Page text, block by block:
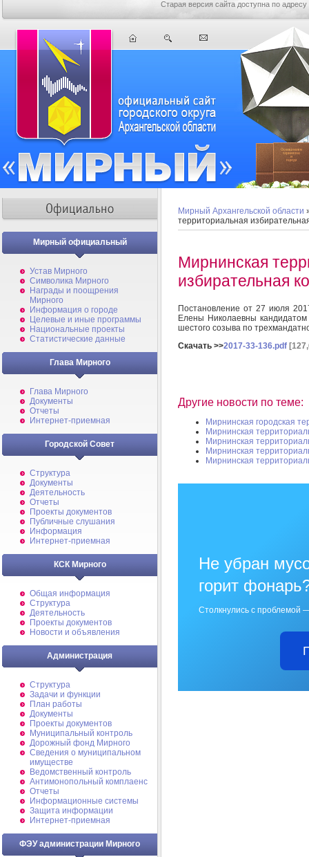
Старая версия сайта доступна по адресу
Мирный официальный
Устав Мирного
Символика Мирного
Награды и поощрения
Мирного
Информация о городе
Целевые и иные программы
Национальные проекты
Статистические данные
Глава Мирного
Глава Мирного
Документы
Отчеты
Интернет-приемная
Городской Совет
Структура
Документы
Деятельность
Отчеты
Проекты документов
Публичные слушания
Информация
Интернет-приемная
КСК Мирного
Общая информация
Структура
Деятельность
Проекты документов
Новости и объявления
Администрация
Структура
Задачи и функции
План работы
Документы
Проекты документов
Муниципальный контроль
Дорожный фонд Мирного
Cведения о муниципальном
имуществе
Ведомственный контроль
Антимонопольный комплаенс
Отчеты
Информационные системы
Защита информации
Интернет-приемная
ФЭУ администрации Мирного
Мирный Архангельской области
территориальная
Мирнинская
избирательная
Постановление от 27 июля
Елены Николаевны кандидатом
шестого созыва по
Скачать >>2017-33-136.pdf
Другие новости по теме:
Мирнинская городская
Мирнинская
Мирнинская
Мирнинская
Мирнинская
Не убран
горит
Столкнулись с проблемой